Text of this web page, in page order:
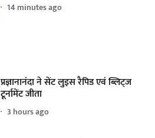
14 minutes ago
प्रज्ञानानंदा ने सेंट लुइस रैपिड एवं ब्लिट्ज
टूर्नामेंट जीता
3 hours ago